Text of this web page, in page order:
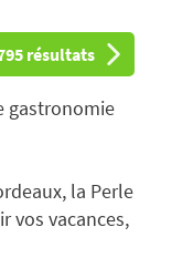
résultats
gastronomie
la Perle
vos vacances,